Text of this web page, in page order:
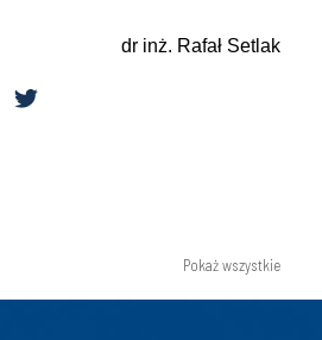
dr inż. Rafał Setlak
Pokaż wszystkie